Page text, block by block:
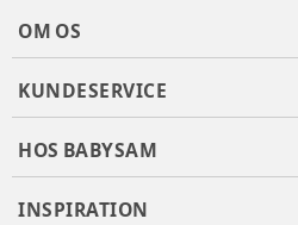
OM OS
KUNDESERVICE
HOS BABYSAM
INSPIRATION